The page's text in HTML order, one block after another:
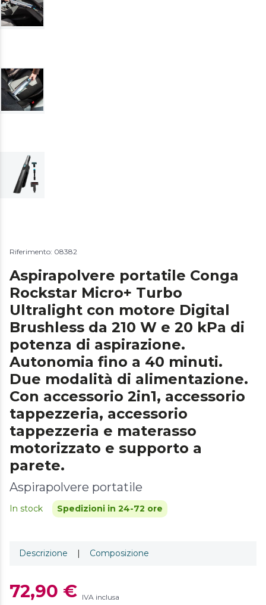
Riferimento: 08382
Aspirapolvere portatile Conga
Rockstar Micro+ Turbo
Ultralight con motore Digital
Brushless da 210 W e 20 kPa di
potenza di aspirazione.
Autonomia fino a 40 minuti.
Due modalità di alimentazione.
Con accessorio 2in1, accessorio
tappezzeria, accessorio
tappezzeria e materasso
motorizzato e supporto a
parete.
Aspirapolvere portatile
In stock Spedizioni in 24-72 ore
Descrizione | Composizione
72,90 € IVA inclusa